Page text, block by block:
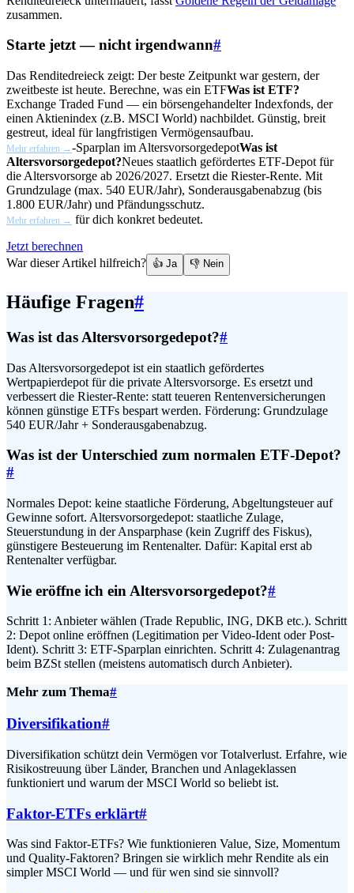
zusammen.
Starte jetzt — nicht irgendwann#
Das Renditedreieck zeigt: Der beste Zeitpunkt war gestern, der
zweitbeste ist heute. Berechne, was ein ETFWas ist ETF?
Exchange Traded Fund — ein börsengehandelter Indexfonds, der
einen Aktienindex (z.B. MSCI World) nachbildet. Günstig, breit
gestreut, ideal für langfristigen Vermögensaufbau.
Mehr erfahren →-Sparplan im AltersvorsorgedepotWas ist
Altersvorsorgedepot?Neues staatlich gefördertes ETF-Depot für
die Altersvorsorge ab 2026/2027. Ersetzt die Riester-Rente. Mit
Grundzulage (max. 540 EUR/Jahr), Sonderausgabenabzug (bis
1.800 EUR/Jahr) und Pfändungsschutz.
Mehr erfahren → für dich konkret bedeutet.
Jetzt berechnen
War dieser Artikel hilfreich? 👍 Ja 👎 Nein
Häufige Fragen#
Was ist das Altersvorsorgedepot?#
Das Altersvorsorgedepot ist ein staatlich gefördertes
Wertpapierdepot für die private Altersvorsorge. Es ersetzt und
verbessert die Riester-Rente: statt teueren Rentenversicherungen
können günstige ETFs bespart werden. Förderung: Grundzulage
540 EUR/Jahr + Sonderausgabenabzug.
Was ist der Unterschied zum normalen ETF-Depot?
#
Normales Depot: keine staatliche Förderung, Abgeltungsteuer auf
Gewinne sofort. Altersvorsorgedepot: staatliche Zulage,
Steuerstundung in der Ansparphase (kein Zugriff des Fiskus),
günstigere Besteuerung im Rentenalter. Dafür: Kapital erst ab
Rentenalter verfügbar.
Wie eröffne ich ein Altersvorsorgedepot?#
Schritt 1: Anbieter wählen (Trade Republic, ING, DKB etc.). Schritt
2: Depot online eröffnen (Legitimation per Video-Ident oder Post-
Ident). Schritt 3: ETF-Sparplan einrichten. Schritt 4: Zulagenantrag
beim BZSt stellen (meistens automatisch durch Anbieter).
Mehr zum Thema#
Diversifikation#
Diversifikation schützt dein Vermögen vor Totalverlust. Erfahre, wie
Risikostreuung über Länder, Branchen und Anlageklassen
funktioniert und warum der MSCI World so beliebt ist.
Faktor-ETFs erklärt#
Was sind Faktor-ETFs? Wie funktionieren Value, Size, Momentum
und Quality-Faktoren? Bringen sie wirklich mehr Rendite als ein
simpler MSCI World — und für wen sind sie sinnvoll?